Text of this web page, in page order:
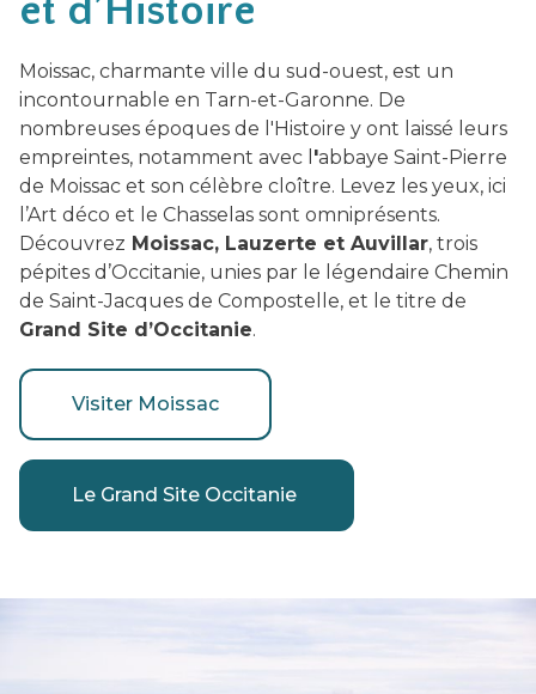
et d’Histoire
Moissac, charmante ville du sud-ouest, est un
incontournable en Tarn-et-Garonne. De
nombreuses époques de l'Histoire y ont laissé leurs
empreintes, notamment avec l 'abbaye Saint-Pierre
de Moissac et son célèbre cloître. Levez les yeux, ici
l’Art déco et le Chasselas sont omniprésents.
Découvrez Moissac, Lauzerte et Auvillar, trois
pépites d’Occitanie, unies par le légendaire Chemin
de Saint-Jacques de Compostelle, et le titre de
Grand Site d’Occitanie.
Visiter Moissac
Le Grand Site Occitanie